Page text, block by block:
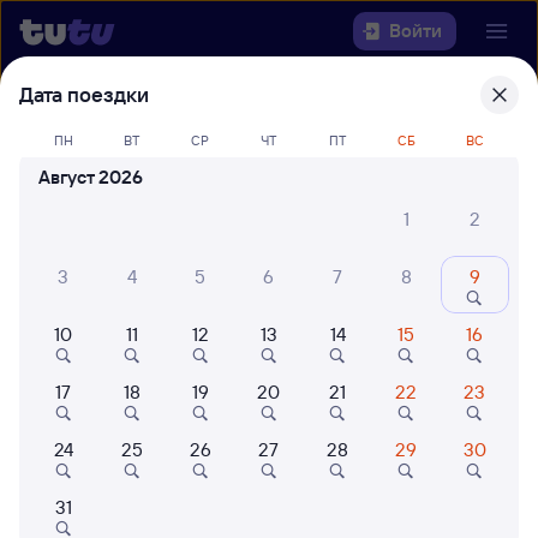
Войти
Выберите день, чтобы найти
билеты Рубцовск — Бердск
Откуда
Найти поезда
Дата поездки
ПН ВТ СР ЧТ ПТ СБ ВС
Август 2026
1
2
3 4 5 6 7 8 9
10 11 12 13 14 15 16
17 18 19 20 21 22 23
24 25 26 27 28 29 30
31